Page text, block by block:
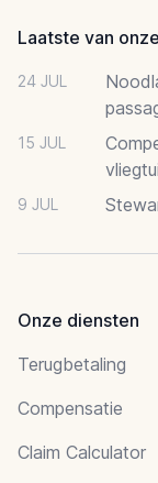
Laatste van
24 JUL
15 JUL
9 JUL
Onze diensten
Terugbetaling
Compensatie
Claim Calculator